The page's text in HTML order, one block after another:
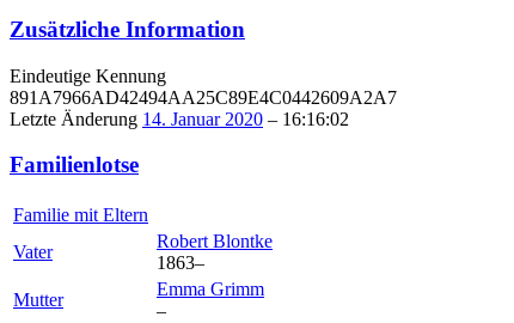
Zusätzliche Information
Eindeutige Kennung
891A7966AD42494AA25C89E4C0442609A2A7
Letzte Änderung 14. Januar 2020 – 16:16:02
Familienlotse
Familie mit Eltern
Vater
Robert Blontke
1863–
Mutter
Emma Grimm
–